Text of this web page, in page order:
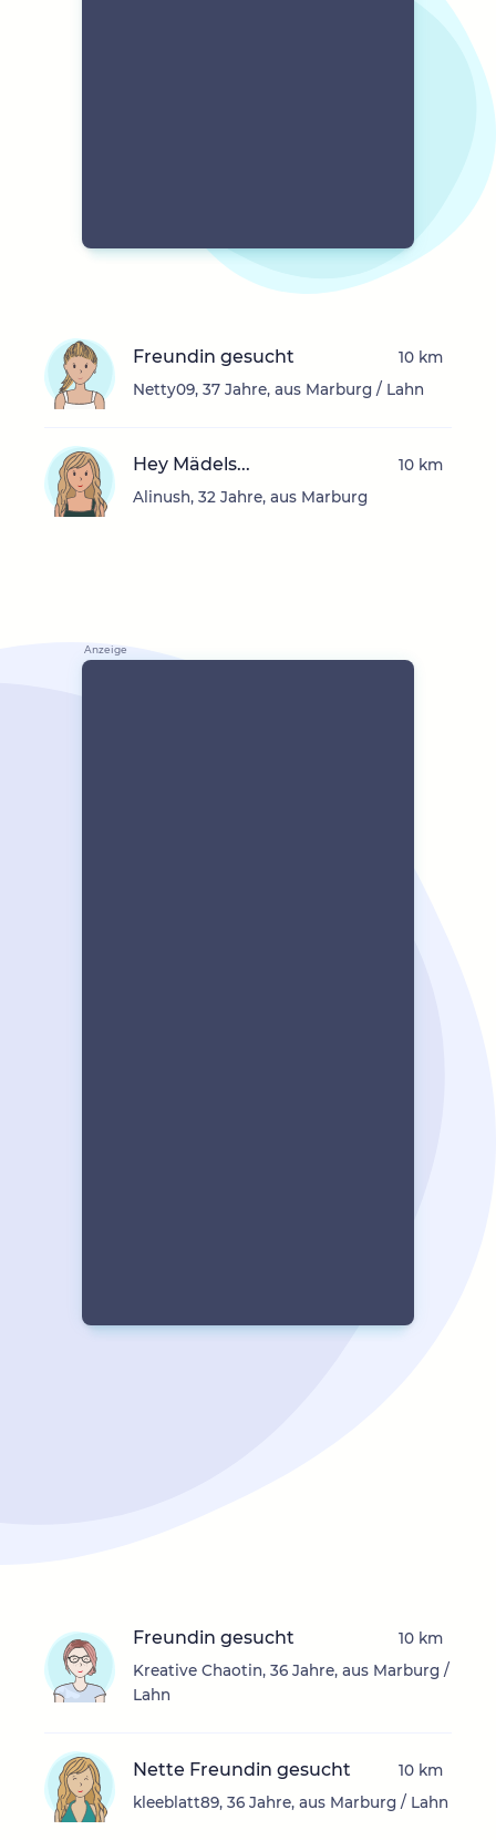
Freundin gesucht
Netty09, 37 Jahre, aus Marburg / Lahn
10 km
Hey Mädels...
Alinush, 32 Jahre, aus Marburg
10 km
Freundin gesucht
Kreative Chaotin, 36 Jahre, aus Marburg /
Lahn
10 km
Nette Freundin gesucht
kleeblatt89, 36 Jahre, aus Marburg / Lahn
10 km